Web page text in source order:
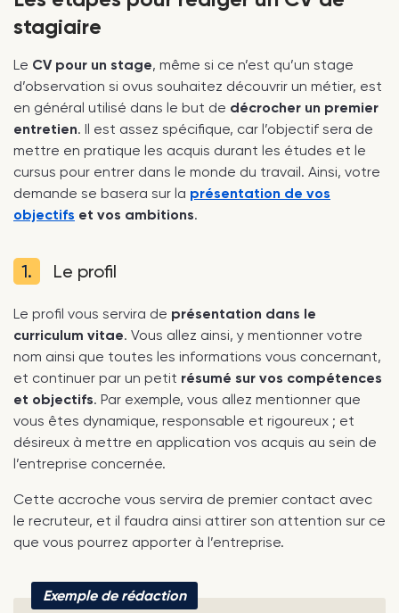
stagiaire
Le CV pour un stage, même si ce n’est qu’un stage
d’observation si ovus souhaitez découvrir un métier, est
en général utilisé dans le but de décrocher un premier
entretien. Il est assez spécifique, car l’objectif sera de
mettre en pratique les acquis durant les études et le
cursus pour entrer dans le monde du travail. Ainsi, votre
demande se basera sur la présentation de vos
objectifs et vos ambitions.
1. Le profil
Le profil vous servira de présentation dans le
curriculum vitae. Vous allez ainsi, y mentionner votre
nom ainsi que toutes les informations vous concernant,
et continuer par un petit résumé sur vos compétences
et objectifs. Par exemple, vous allez mentionner que
vous êtes dynamique, responsable et rigoureux ; et
désireux à mettre en application vos acquis au sein de
l’entreprise concernée.
Cette accroche vous servira de premier contact avec
le recruteur, et il faudra ainsi attirer son attention sur ce
que vous pourrez apporter à l’entreprise.
Exemple de rédaction